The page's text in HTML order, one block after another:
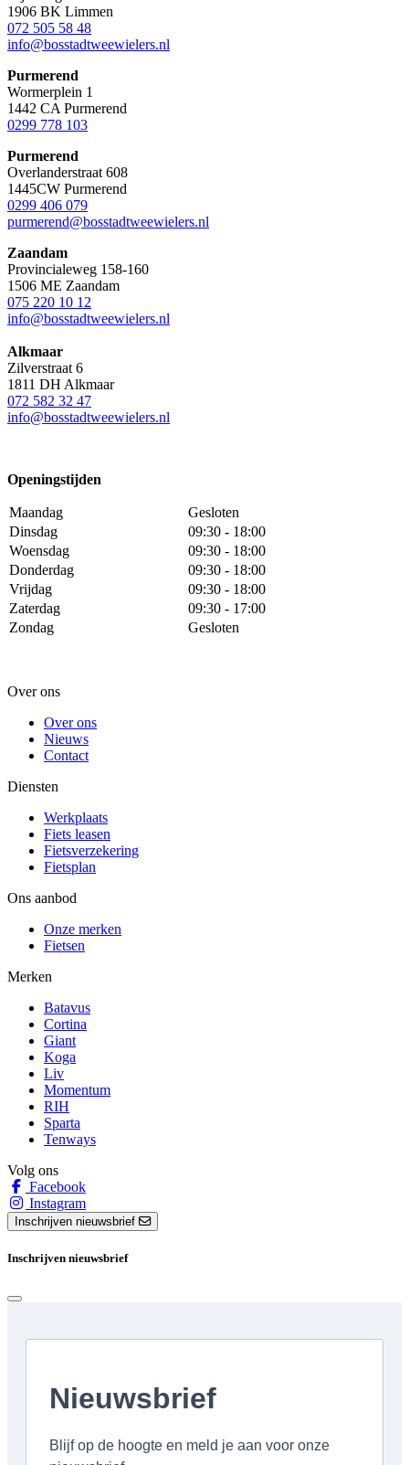
1906 BK Limmen
072 505 58 48
info@bosstadtweewielers.nl
Purmerend
Wormerplein 1
1442 CA Purmerend
0299 778 103
Purmerend
Overlanderstraat 608
1445CW Purmerend
0299 406 079
purmerend@bosstadtweewielers.nl
Zaandam
Provincialeweg 158-160
1506 ME Zaandam
075 220 10 12
info@bosstadtweewielers.nl
Alkmaar
Zilverstraat 6
1811 DH Alkmaar
072 582 32 47
info@bosstadtweewielers.nl
Openingstijden
Maandag
Gesloten
Dinsdag
09:30 - 18:00
Woensdag
09:30 - 18:00
Donderdag
09:30 - 18:00
Vrijdag
09:30 - 18:00
Zaterdag
09:30 - 17:00
Zondag
Gesloten
Over ons
Over ons
Nieuws
Contact
Diensten
Werkplaats
Fiets leasen
Fietsverzekering
Fietsplan
Ons aanbod
Onze merken
Fietsen
Merken
Batavus
Cortina
Giant
Koga
Liv
Momentum
RIH
Sparta
Tenways
Volg ons
Facebook
Instagram
Inschrijven nieuwsbrief
Inschrijven nieuwsbrief